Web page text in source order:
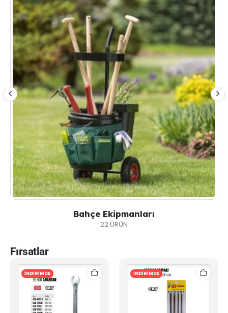
Bahçe Ekipmanları
22 ÜRÜN
Fırsatlar
İNDİRİMDE İNDİRİMDE